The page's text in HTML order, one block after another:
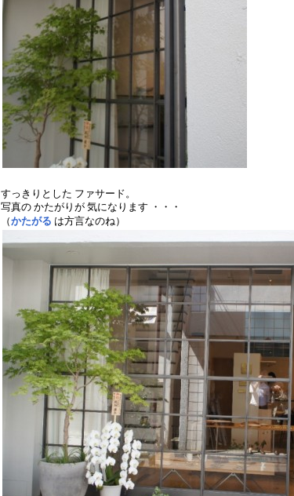
すっきりとした ファサード。
写真の かたがりが 気になります ・・・
（かたがる は方言なのね）